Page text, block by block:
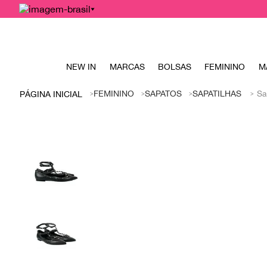
NEW IN MARCAS BOLSAS FEMININO
FEMININO SAPATOS SAPATILHAS